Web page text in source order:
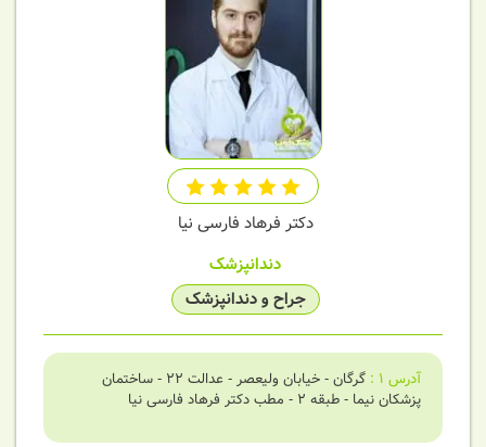
دکتر فرهاد فارسی نیا
دندانپزشک
جراح و دندانپزشک
آدرس 1
:
گرگان - خیابان ولیعصر - عدالت 22 - ساختمان
پزشکان نیما - طبقه 2 - مطب دکتر فرهاد فارسی نیا